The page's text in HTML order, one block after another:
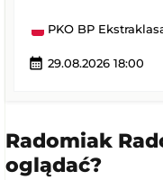
PKO BP
calendar_month 29.08.2026 18:00
Radomiak
oglądać?